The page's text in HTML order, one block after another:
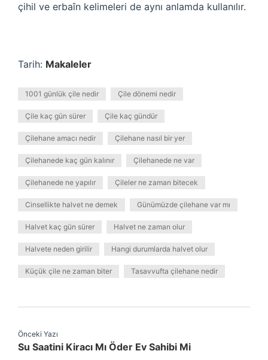
çihil ve erbaîn kelimeleri de aynı anlamda kullanılır.
Tarih: Makaleler
1001 günlük çile nedir Çile dönemi nedir
Çile kaç gün sürer Çile kaç gündür
Çilehane amacı nedir Çilehane nasıl bir yer
Çilehanede kaç gün kalınır Çilehanede ne var
Çilehanede ne yapılır Çileler ne zaman bitecek
Cinsellikte halvet ne demek Günümüzde çilehane var mı
Halvet kaç gün sürer Halvet ne zaman olur
Halvete neden girilir Hangi durumlarda halvet olur
Küçük çile ne zaman biter Tasavvufta çilehane nedir
Önceki Yazı
Su Saatini Kiracı Mı Öder Ev Sahibi Mi